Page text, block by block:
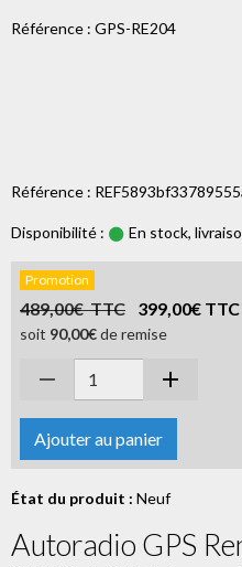
Référence : GPS-RE204
Référence :
Disponibilité : En stock,
Promotion
489,00€ TTC 399,00€ TTC
soit 90,00€de remise
Ajouter au panier
État du produit : Neuf
Autoradio GPS